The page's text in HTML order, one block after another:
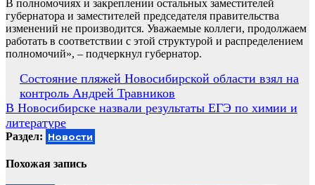
В полномочиях и закреплении остальных заместителей
губернатора и заместителей председателя правительства
изменений не производится. Уважаемые коллеги, продолжаем
работать в соответствии с этой структурой и распределением
полномочий», – подчеркнул губернатор.
Навигация
по
записям
Состояние пляжей Новосибирской области взял на
контроль Андрей Травников
В Новосибирске назвали результаты ЕГЭ по химии и
литературе
Раздел: Новости
Похожая запись